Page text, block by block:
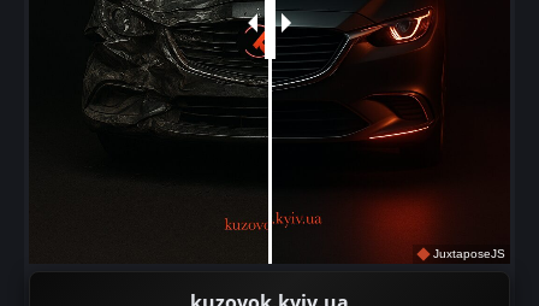
JuxtaposeJS